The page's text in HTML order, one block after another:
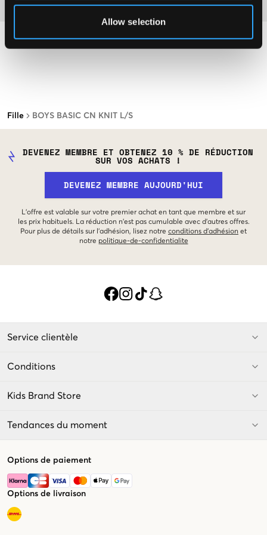
Allow selection
Fille BOYS BASIC CN KNIT L/S
Matière
DEVENEZ MEMBRE ET OBTENEZ 10 % DE RÉDUCTION
SUR VOS ACHATS !
DEVENEZ MEMBRE AUJOURD'HUI
L'offre est valable sur votre premier achat en tant que membre et sur
les prix habituels. La réduction n'est pas cumulable avec d'autres offres.
Pour plus de détails sur l'adhésion, lisez notre conditions d'adhésion et
notre politique-de-confidentialite
Service clientèle
Conditions
Kids Brand Store
Tendances du moment
Options de paiement
Options de livraison